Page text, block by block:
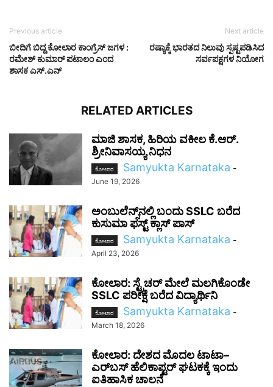
Previous article
ಬೀದಿಗೆ ಬಿದ್ದ ಕೋಲಾರ ಕಾಂಗ್ರೆಸ್ ಜಗಳ :
ರಮೇಶ್ ಕುಮಾರ್ ಪಟಾಲಂ ಎಂದ
ಶಾಸಕ ಎಸ್.ಎನ್
Next article
ರಷ್ಯಾಕ್ಕೆ ಭಾರತದ ನಿಲುವು ಸ್ಪಷ್ಟಪಡಿಸಿದ
ಸರ್ವಪಕ್ಷಗಳ ನಿಯೋಗ
RELATED ARTICLES
ಮಾಜಿ ಶಾಸಕ, ಹಿರಿಯ ವಕೀಲ ಕೆ.ಆರ್.
ಶ್ರೀನಿವಾಸಯ್ಯ ನಿಧನ
ಕೋಲಾರ Samyukta Karnataka -
June 19, 2026
ಅಂಬುಲೆನ್ಸ್‌ನಲ್ಲಿ ಬಂದು SSLC ಬರೆದ
ಕುಸುಮಾ ಫಸ್ಟ್ ಕ್ಲಾಸ್ ಪಾಸ್
ಕೋಲಾರ Samyukta Karnataka -
April 23, 2026
ಕೋಲಾರ: ಸ್ಟ್ರೆಚರ್ ಮೇಲೆ ಮಲಗಿಕೊಂಡೇ
SSLC ಪರೀಕ್ಷೆ ಬರೆದ ವಿದ್ಯಾರ್ಥಿನಿ
ಕೋಲಾರ Samyukta Karnataka -
March 18, 2026
ಕೋಲಾರ: ದೇಶದ ಮೊದಲ ಟಾಟಾ–
ಎರ್‌ಬಸ್ ಹೆಲಿಕಾಪ್ಟರ್ ಘಟಕಕ್ಕೆ ಇಂದು
ಐತಿಹಾಸಿಕ ಚಾಲನೆ